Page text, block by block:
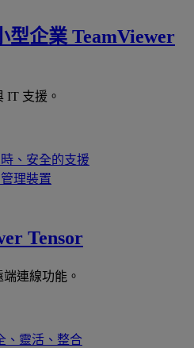
型企業 TeamViewer
IT 支援。
、安全的支援
理裝置
Tensor
連線功能。
、靈活、整合